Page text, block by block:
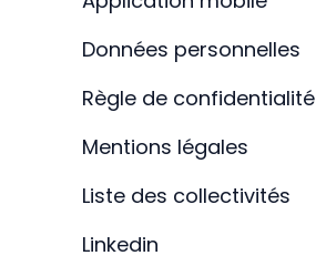
Données personnelles
Règle de confidentialité
Mentions légales
Liste des collectivités
Linkedin